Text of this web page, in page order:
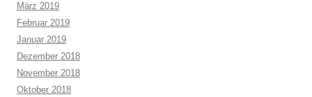
März 2019
Februar 2019
Januar 2019
Dezember 2018
November 2018
Oktober 2018